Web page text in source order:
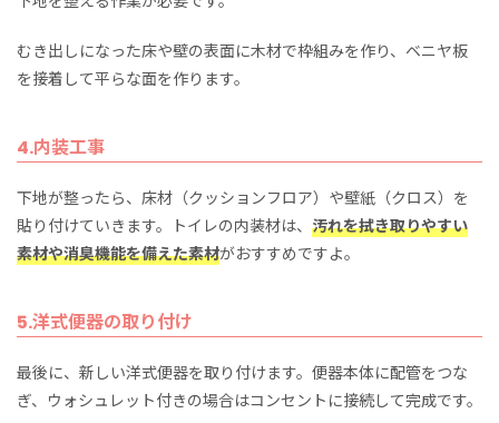
むき出しになった床や壁の表面に木材で枠組みを作り、ベニヤ板
を接着して平らな面を作ります。
4.内装工事
下地が整ったら、床材（クッションフロア）や壁紙（クロス）を
貼り付けていきます。トイレの内装材は、 汚れを拭き取りやすい
素材や消臭機能を備えた素材がおすすめですよ。
5.洋式便器の取り付け
最後に、新しい洋式便器を取り付けます。便器本体に配管をつな
ぎ、ウォシュレット付きの場合はコンセントに接続して完成です。